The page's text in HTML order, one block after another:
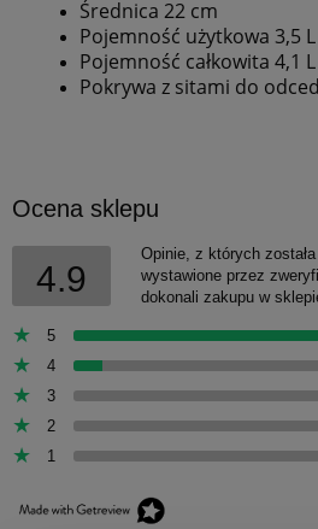
Średnica 22 cm
Pojemność użytkowa 3,5 L
Pojemność całkowita 4,1 L
Pokrywa z sitami do
Ocena sklepu
4.9
Opinie, z których
wystawione przez
dokonali zakupu w
5
4
3
2
1